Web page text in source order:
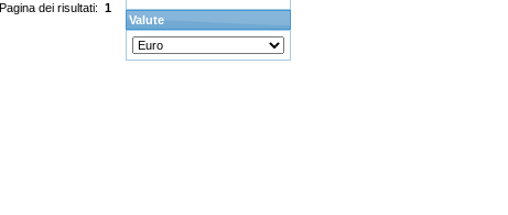
Pagina dei risultati: 1
Valute